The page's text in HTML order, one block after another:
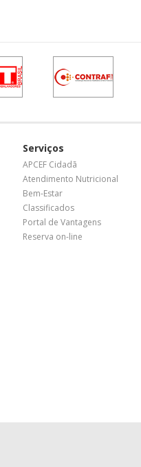
Serviços
APCEF Cidadã
Atendimento Nutricional
Bem-Estar
Classificados
Portal de Vantagens
Reserva on-line